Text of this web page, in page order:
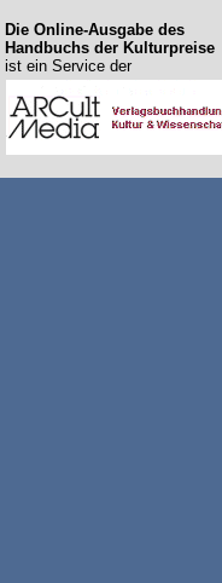
Die Online-Ausgabe des
Handbuchs der Kulturpreise
ist ein Service der